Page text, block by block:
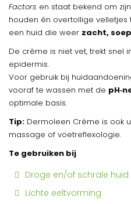
Factors en staat bekend om
houden én overtollige velletjes
een huid die weer zacht,
De crème is niet vet, trekt snel
epidermis.
Voor gebruik bij
vooraf te wassen met de
optimale basis.
Tip: Dermoleen Crème is ook
massage of voetreflexologie.
Te gebruiken bij
Droge en/of schrale huid
Lichte eeltvorming